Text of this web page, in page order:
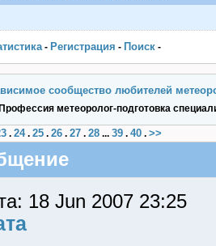
- Pегистрация - Поиск -
сообщество любителей
Профессия метеоролог-подготовка
. 24. 25 . 26 . 27 . 28 ... 39 . 40 . >>
18 Jun 2007 23:25